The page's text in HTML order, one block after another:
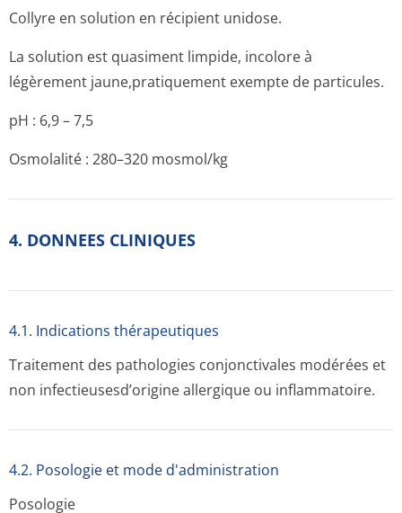
Collyre en solution en récipient unidose.
La solution est quasiment limpide, incolore à
légèrement jaune,pratiquement exempte de particules.
pH : 6,9 – 7,5
Osmolalité : 280–320 mosmol/kg
4. DONNEES CLINIQUES
4.1. Indications thérapeutiques
Traitement des pathologies conjonctivales modérées et
non infectieusesd’o­rigine allergique ou inflammatoire.
4.2. Posologie et mode d'administration
Posologie